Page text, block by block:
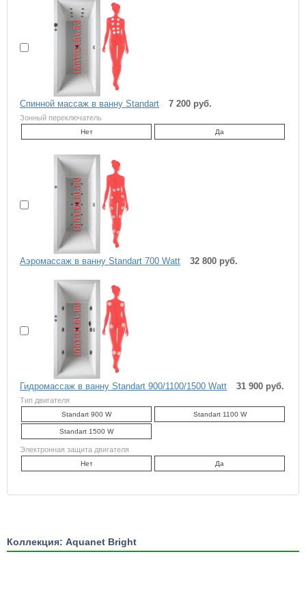
Спинной массаж в ванну Standart 7 200 руб.
Зонный переключатель
Нет Да
Аэромассаж в ванну Standart 700 Watt 32 800 руб.
Гидромассаж в ванну Standart 900/1100/1500 Watt 31 900 руб.
Тип двигателя
Standart 900 W Standart 1100 W
Standart 1500 W
Электронная защита двигателя
Нет Да
Коллекция: Aquanet Bright